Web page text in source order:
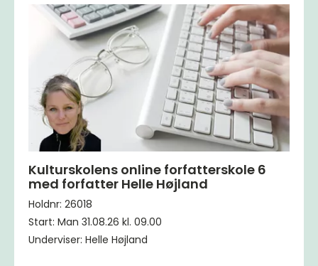
Kulturskolens online forfatterskole 6
med forfatter Helle Højland
Holdnr: 26018
Start: Man 31.08.26 kl. 09.00
Underviser: Helle Højland